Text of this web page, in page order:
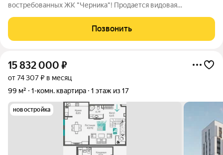
востребованных ЖК "Черника"! Продается видовая
этаже каркасно-монолитного дома. Общая площадь квартиры
39 кв.м, кухня 8 кв.м, раздельные комнаты,
Позвонить
15 832 000 ₽
от 74 307 ₽ в месяц
99 м²
1-комн. квартира 1 этаж из 17
новостройка